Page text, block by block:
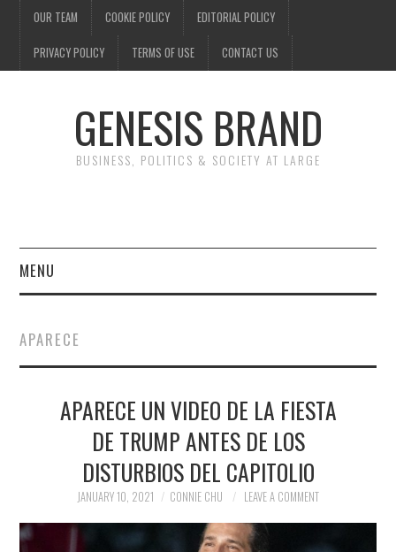
OUR TEAM COOKIE POLICY EDITORIAL POLICY
PRIVACY POLICY TERMS OF USE CONTACT US
GENESIS BRAND
BUSINESS, POLITICS & SOCIETY AT LARGE
MENU
FINANCE
NEWS
POLITICS
SOCIETY
SPORTS
APARECE
APARECE UN VIDEO DE LA FIESTA
DE TRUMP ANTES DE LOS
DISTURBIOS DEL CAPITOLIO
JANUARY 10, 2021 CONNIE CHU LEAVE A COMMENT